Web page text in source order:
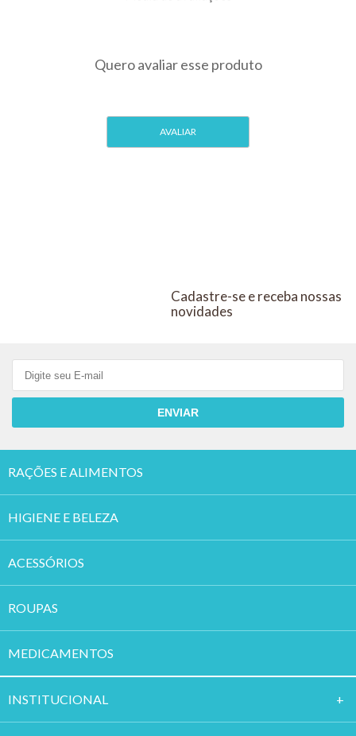
Cadastre-se e receba nossas
novidades
ENVIAR
RAÇÕES E ALIMENTOS
HIGIENE E BELEZA
ACESSÓRIOS
ROUPAS
MEDICAMENTOS
INSTITUCIONAL